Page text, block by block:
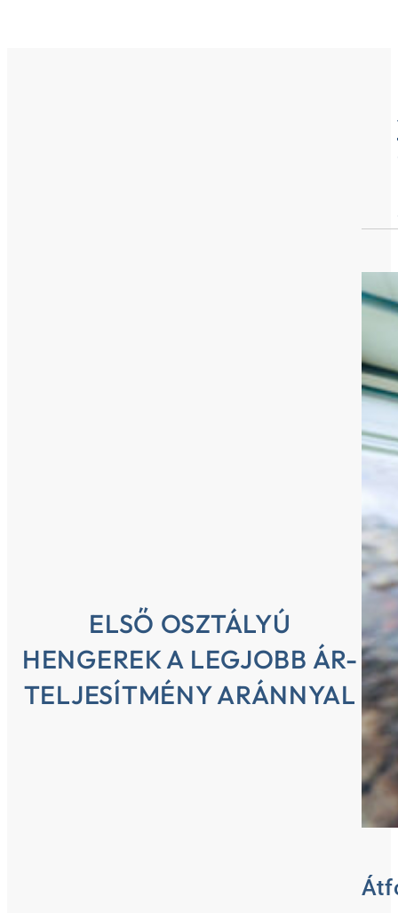
ELSŐ OSZTÁLYÚ
HENGEREK A LEGJOBB ÁR-
TELJESÍTMÉNY ARÁNNYAL